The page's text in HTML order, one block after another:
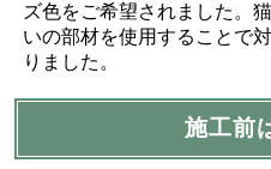
ズ色をご希望されました。
いの部材を使用することで
りました。
施工前